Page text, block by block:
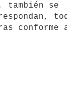
se
conforme